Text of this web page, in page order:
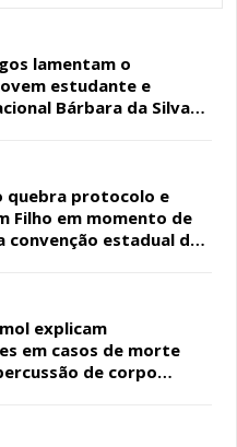
lamentam o
estudante e
Bárbara da Silva
quebra protocolo e
Filho em momento de
convenção estadual do
explicam
em casos de morte
de corpo